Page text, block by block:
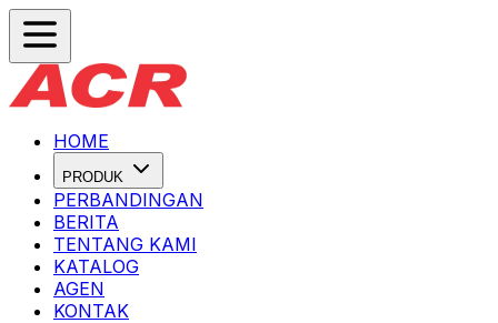
HOME
PRODUK
PERBANDINGAN
BERITA
TENTANG KAMI
KATALOG
AGEN
KONTAK